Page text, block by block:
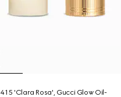
415 'Clara Rosa', Gucci Glow Oil-